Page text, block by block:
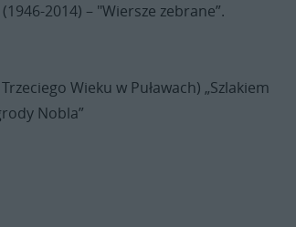
2014) – "Wiersze zebrane”.
Wieku w Puławach) „Szlakiem
Nobla”